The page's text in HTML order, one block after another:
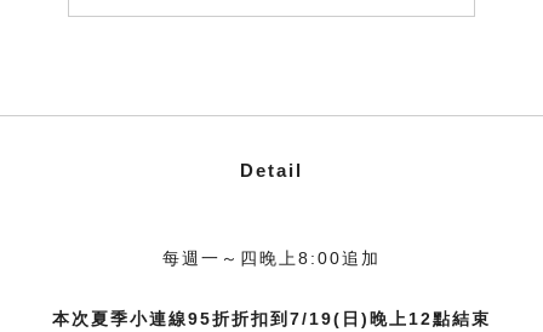
Detail
每週一～四晚上8:00追加
本次夏季小連線95折折扣到7/19(日)晚上12點結束